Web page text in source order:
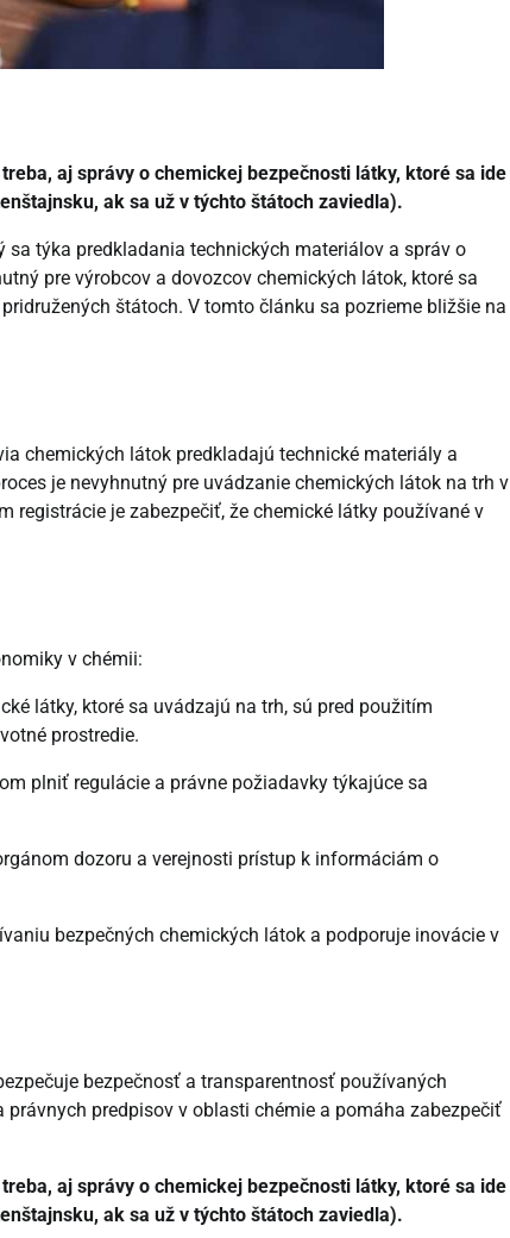
aj správy o chemickej bezpečnosti látky, ktoré sa ide
ak sa už v týchto štátoch zaviedla).
týka predkladania technických materiálov a správ o
pre výrobcov a dovozcov chemických látok, ktoré sa
štátoch. V tomto článku sa pozrieme bližšie na
chemických látok predkladajú technické materiály a
je nevyhnutný pre uvádzanie chemických látok na trh v
registrácie je zabezpečiť, že chemické látky používané v
v chémii:
látky, ktoré sa uvádzajú na trh, sú pred použitím
prostredie.
plniť regulácie a právne požiadavky týkajúce sa
dozoru a verejnosti prístup k informáciám o
bezpečných chemických látok a podporuje inovácie v
bezpečnosť a transparentnosť používaných
predpisov v oblasti chémie a pomáha zabezpečiť
aj správy o chemickej bezpečnosti látky, ktoré sa ide
ak sa už v týchto štátoch zaviedla).